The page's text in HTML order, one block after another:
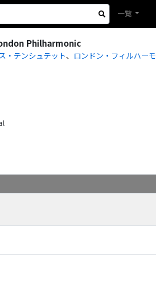
一覧
Philharmonic
・テンシュテット、 ロンドン・フィルハーモ